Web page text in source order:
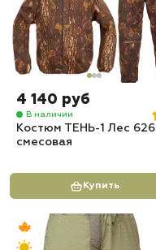
4 140 руб
В наличии
Костюм ТЕНЬ-1 Лес 626
смесовая
Купить